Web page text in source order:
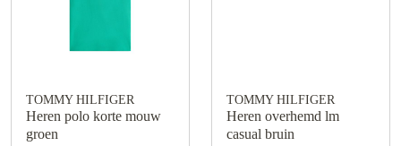
TOMMY HILFIGER
Heren polo korte mouw
groen
TOMMY HILFIGER
Heren overhemd lm
casual bruin